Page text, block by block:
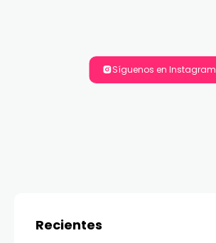
Síguenos en Instagram
Recientes